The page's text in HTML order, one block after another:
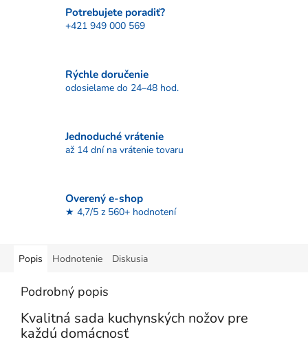
Potrebujete poradiť?
+421 949 000 569
Rýchle doručenie
odosielame do 24–48 hod.
Jednoduché vrátenie
až 14 dní na vrátenie tovaru
Overený e-shop
★ 4,7/5 z 560+ hodnotení
Popis Hodnotenie Diskusia
Podrobný popis
Kvalitná sada kuchynských nožov pre
každú domácnosť